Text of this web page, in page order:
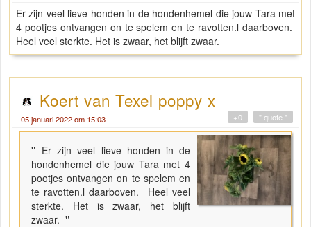
Er zijn veel lieve honden in de hondenhemel die jouw Tara met
4 pootjes ontvangen on te spelem en te ravotten.l daarboven.
Heel veel sterkte. Het is zwaar, het blijft zwaar.
Koert van Texel poppy x
05 januari 2022 om 15:03 " quote "
+0
" Er zijn veel lieve honden in de
hondenhemel die jouw Tara met 4
pootjes ontvangen on te spelem en
te ravotten.l daarboven. Heel veel
sterkte. Het is zwaar, het blijft
zwaar. "